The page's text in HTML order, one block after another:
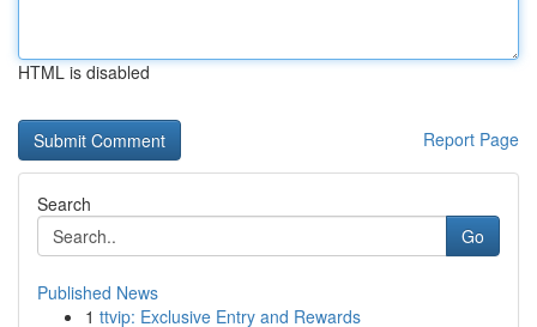
HTML is disabled
Report Page
Search
Go
Published News
1 ttvip: Exclusive Entry and Rewards